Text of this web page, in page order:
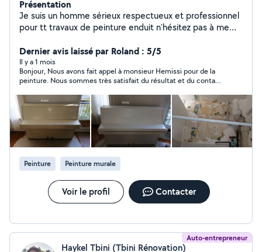
Présentation
Je suis un homme sérieux respectueux et professionnel
pour tt travaux de peinture enduit n'hésitez pas à me
Dernier avis laissé par Roland : 5/5
Il y a 1 mois
Bonjour, Nous avons fait appel à monsieur Hemissi pour de la
peinture. Nous sommes très satisfait du résultat et du contact
refaire appel à lui.
Peinture Peinture murale
Voir le profil Contacter
Auto-entrepreneur
Haykel Tbini (Tbini Rénovation)